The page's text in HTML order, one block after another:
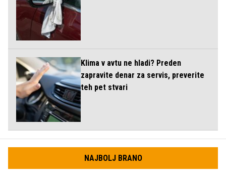
Klima v avtu ne hladi? Preden
zapravite denar za servis, preverite
teh pet stvari
NAJBOLJ BRANO